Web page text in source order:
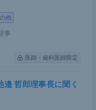
前向きに外科医療
、緊急手術、研究
した証として外科
他
事
医師・歯科医師限定
哲郎理事長に聞く